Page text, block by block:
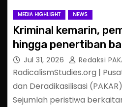
MEDIA HIGHLIGHT NEWS
Kriminal kemarin,
hingga penertiban
Jul 31, 2026 Redaksi
RadicalismStudies.org |
dan Deradikasilisasi
Sejumlah peristiwa